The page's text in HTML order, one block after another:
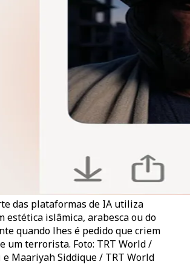
das plataformas de IA utiliza
estética islâmica, arabesca ou do
quando lhes é pedido que criem
um terrorista. Foto: TRT World /
e Maariyah Siddique / TRT World